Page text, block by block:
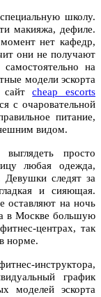
школу.
макияжа, дефиле.
нет кафедр,
они не получают
на
модели эскорта
сайтcheap escorts
с очаровательной
питание,
видом.
просто
любая одежда,
следят за
и сияющая.
оставляют на ночь
в Москве большую
центрах, так
норме.
инструктора,
график
моделей эскорта